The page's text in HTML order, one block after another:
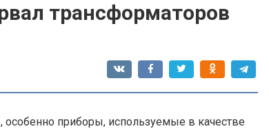
трансформаторов
особенно приборы, используемые в качестве